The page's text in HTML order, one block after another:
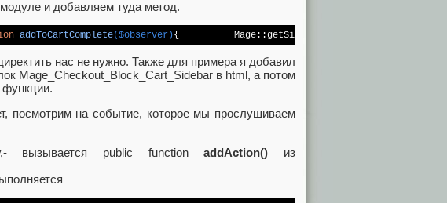
и добавляем туда метод.
addToCartComplete($observer) { 		Mage::getSingleton(
нас не нужно. Также для примера я добавил
Mage_Checkout_Block_Cart_Sidebar в html, а потом
функции.
посмотрим на событие, которое мы прослушиваем
вызывается public functionaddAction() из